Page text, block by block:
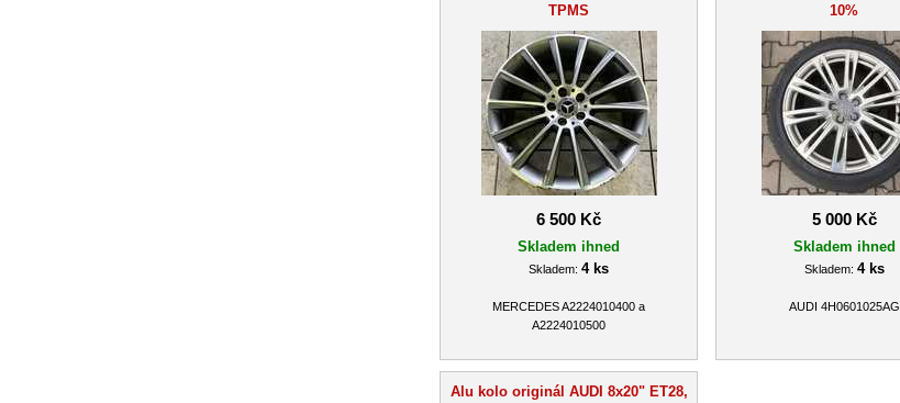
TPMS
6 500 Kč
Skladem ihned
Skladem: 4 ks
MERCEDES A2224010400 a
A2224010500
10%
5 000 Kč
Skladem ihned
Skladem: 4 ks
AUDI 4H0601025AG
Alu kolo originál AUDI 8x20" ET28,